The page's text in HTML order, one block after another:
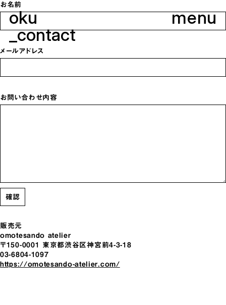
oku
_contact
menu
お名前
メールアドレス
お問い合わせ内容
確認
販売元
omotesando atelier
〒150-0001 東京都渋⾕区神宮前4-3-18
03-6804-1097
https://omotesando-atelier.com/